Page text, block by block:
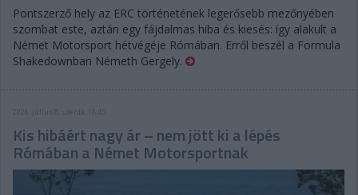
Pontszerző hely az ERC történetének legerősebb mezőnyében
szombat este, aztán egy fájdalmas hiba és kiesés: így alakult a
Német Motorsport hétvégéje Rómában. Erről beszél a Formula
Shakedownban Németh Gergely.
2026. július 8. szerda, 18:45
Kis hibáért nagy ár – nem jött ki a lépés
Rómában a Német Motorsportnak